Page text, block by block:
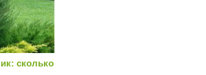
сколько